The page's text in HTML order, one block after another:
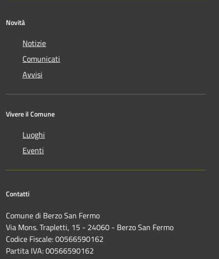
Novità
Notizie
Comunicati
Avvisi
Vivere il Comune
Luoghi
Eventi
Contatti
Comune di Berzo San Fermo
Via Mons. Trapletti, 15 - 24060 - Berzo San Fermo
Codice Fiscale: 00566590162
Partita IVA: 00566590162